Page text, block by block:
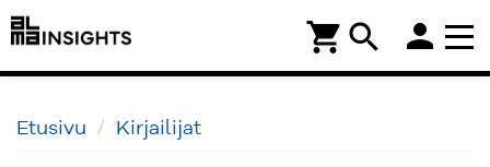
search
shopping_cart person
Etusivu Kirjailijat